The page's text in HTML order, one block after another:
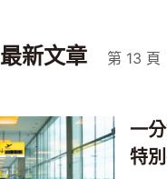
新文章 第 13 頁
一
特